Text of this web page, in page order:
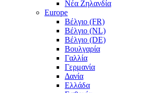
Νέα Ζηλανδία
Europe
Βέλγιο (FR)
Βέλγιο (NL)
Βέλγιο (DE)
Βουλγαρία
Γαλλία
Γερμανία
Δανία
Ελλάδα